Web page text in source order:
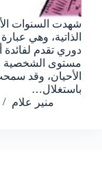
شهدت السنوات
الذاتية، وهي
دوري تقدم
مستوى الشخصية
الأحيان، وقد
باستغلال…
منير علام